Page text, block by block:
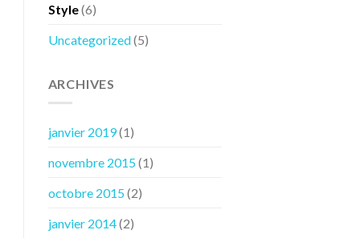
Style(6)
Uncategorized(5)
ARCHIVES
janvier 2019(1)
novembre 2015(1)
octobre 2015(2)
janvier 2014(2)